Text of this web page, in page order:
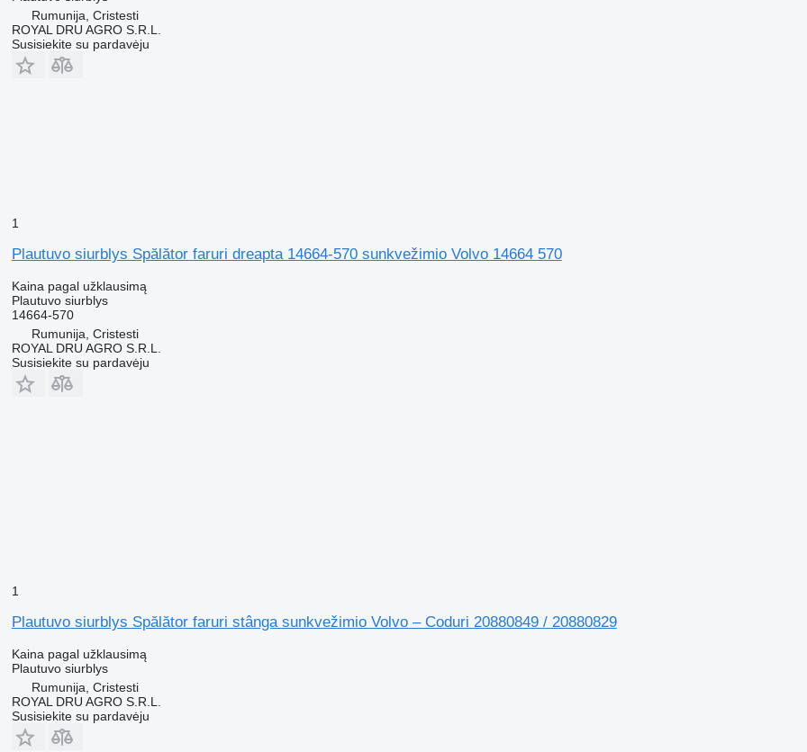
Rumunija, Cristesti
ROYAL DRU AGRO S.R.L.
Susisiekite su pardavėju
1
Plautuvo siurblys Spălător faruri dreapta 14664-570 sunkvežimio Volvo 14664 570
Kaina pagal užklausimą
Plautuvo siurblys
14664-570
Rumunija, Cristesti
ROYAL DRU AGRO S.R.L.
Susisiekite su pardavėju
1
Plautuvo siurblys Spălător faruri stânga sunkvežimio Volvo – Coduri 20880849 / 20880829
Kaina pagal užklausimą
Plautuvo siurblys
Rumunija, Cristesti
ROYAL DRU AGRO S.R.L.
Susisiekite su pardavėju